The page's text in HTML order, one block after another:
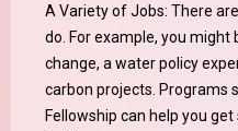
A Variety of Jobs: There
do. For example, you might
change, a water policy
carbon projects. Programs
Fellowship can help you